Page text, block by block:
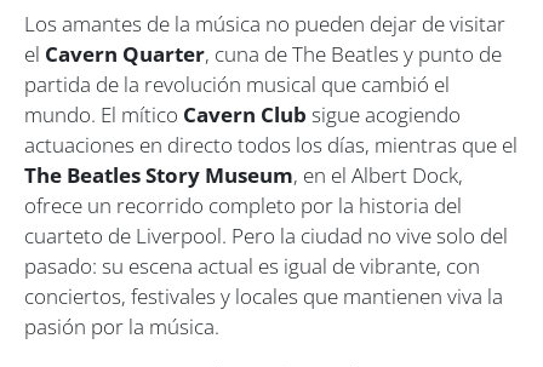
Los amantes de la música no pueden dejar de visitar
el Cavern Quarter, cuna deThe Beatles y punto de
partida de la revolución musical que cambió el
mundo. El mítico Cavern Club sigue acogiendo
actuaciones en directo todos los días, mientras que el
The Beatles Story Museum, en el Albert Dock,
ofrece un recorrido completo por la historia del
cuarteto de Liverpool. Pero la ciudad no vive solo del
pasado: su escena actual es igual de vibrante, con
conciertos, festivales y locales que mantienen viva la
pasión por la música.